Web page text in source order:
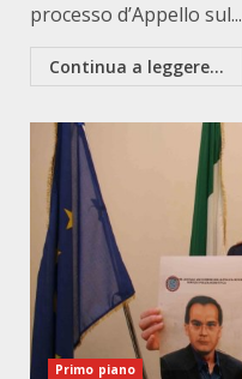
processo d’Appello sul...
Continua a leggere...
Primo piano